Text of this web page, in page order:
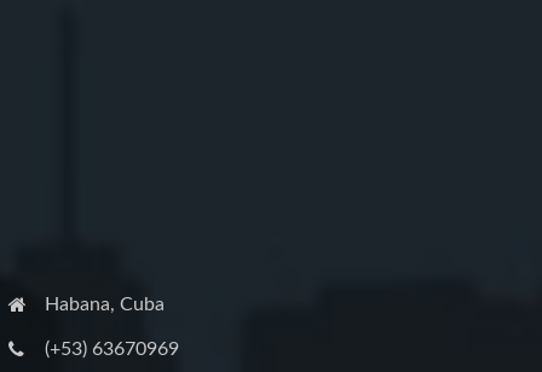
Habana, Cuba
(+53) 63670969